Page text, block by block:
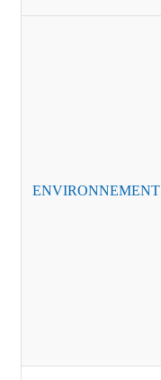
ENVIRONNEMENT